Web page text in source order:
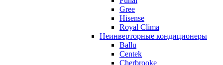
Gree
Hisense
Royal Clima
Неинверторные кондиционеры
Ballu
Centek
Cherbrooke